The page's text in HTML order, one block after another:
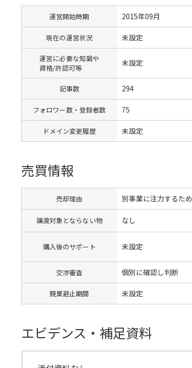
運営開始時期 2015年09月
現在の運営状況 未設定
運営に必要な知識や
資格/許認可等
未設定
記事数 294
フォロワー数・登録者数 75
ドメイン変更履歴 未設定
売買情報
売却理由 別事業に注力するため
譲渡対象とならない物 なし
購入後のサポート 未設定
交渉審査 個別に確認し判断
競業避止期間 未設定
エビデンス・補足資料